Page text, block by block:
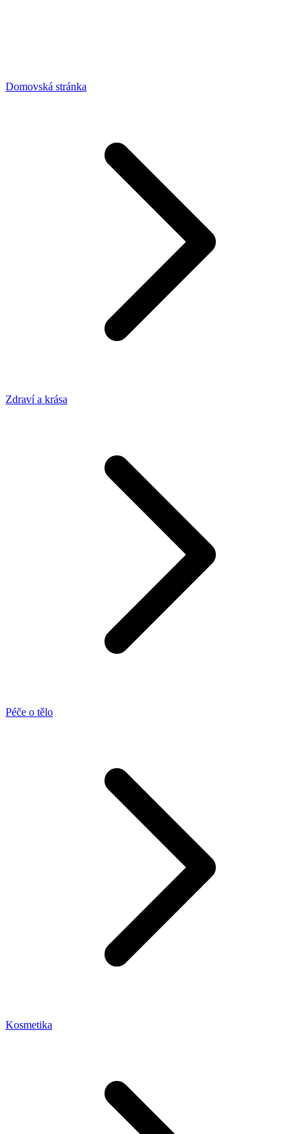
Domovská stránka
Zdraví a krása
Péče o tělo
Kosmetika